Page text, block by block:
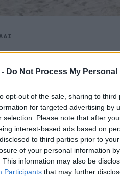
Do Not Process My
opt-out of the sale, sharing to
for targeted advertising by
selection. Please note that after
interest-based ads based on
to third parties prior to
of your personal information
This information may also be
Participants that may further
και άλματα και
και για τους
Οκτωβρίου τους
δεν είναι πλέον ανθρώπινο
αθλήματα να
για τα ίδια και για τους
της προετοιμασίας